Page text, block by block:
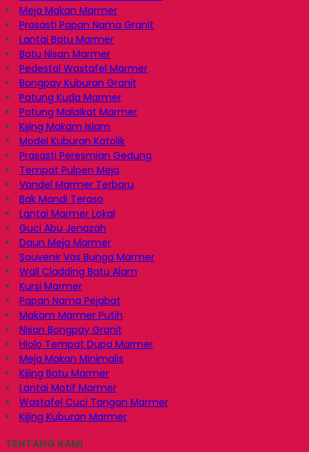
Meja Makan Marmer
Prasasti Papan Nama Granit
Lantai Batu Marmer
Batu Nisan Marmer
Pedestal Wastafel Marmer
Bongpay Kuburan Granit
Patung Kuda Marmer
Patung Malaikat Marmer
Kijing Makam Islam
Model Kuburan Katolik
Prasasti Peresmian Gedung
Tempat Pulpen Meja
Vandel Marmer Terbaru
Bak Mandi Teraso
Lantai Marmer Lokal
Guci Abu Jenazah
Daun Meja Marmer
Souvenir Vas Bunga Marmer
Wall Cladding Batu Alam
Kursi Marmer
Papan Nama Pejabat
Makam Marmer Putih
Nisan Bongpay Granit
Hiolo Tempat Dupa Marmer
Meja Makan Minimalis
Kijing Batu Marmer
Lantai Motif Marmer
Wastafel Cuci Tangan Marmer
Kijing Kuburan Marmer
TENTANG KAMI